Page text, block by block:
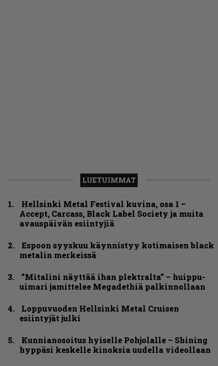
LUETUIMMAT
Hellsinki Metal Festival kuvina, osa 1 –
Accept, Carcass, Black Label Society ja muita
avauspäivän esiintyjiä
Espoon syyskuu käynnistyy kotimaisen black
metalin merkeissä
”Mitalini näyttää ihan plektralta” – huippu-
uimari jamittelee Megadethiä palkinnollaan
Loppuvuoden Hellsinki Metal Cruisen
esiintyjät julki
Kunnianosoitus hyiselle Pohjolalle – Shining
hyppäsi keskelle kinoksia uudella videollaan